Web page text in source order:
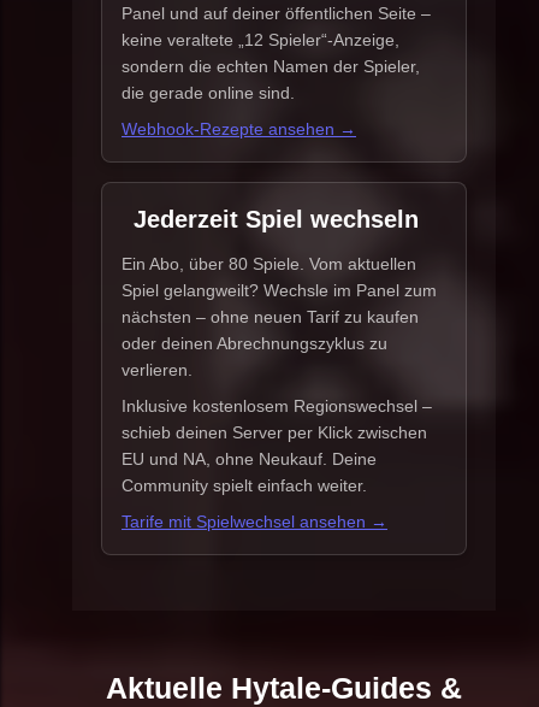
Panel und auf deiner öffentlichen Seite –
keine veraltete „12 Spieler“-Anzeige,
sondern die echten Namen der Spieler,
die gerade online sind.
Webhook-Rezepte ansehen →
Jederzeit Spiel wechseln
Ein Abo, über 80 Spiele. Vom aktuellen
Spiel gelangweilt? Wechsle im Panel zum
nächsten – ohne neuen Tarif zu kaufen
oder deinen Abrechnungszyklus zu
verlieren.
Inklusive kostenlosem Regionswechsel –
schieb deinen Server per Klick zwischen
EU und NA, ohne Neukauf. Deine
Community spielt einfach weiter.
Tarife mit Spielwechsel ansehen →
Aktuelle Hytale-Guides &